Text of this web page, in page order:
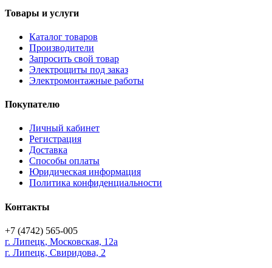
Товары и услуги
Каталог товаров
Производители
Запросить свой товар
Электрощиты под заказ
Электромонтажные работы
Покупателю
Личный кабинет
Регистрация
Доставка
Способы оплаты
Юридическая информация
Политика конфиденциальности
Контакты
+7 (4742) 565-005
г. Липецк, Московская, 12а
г. Липецк, Свиридова, 2